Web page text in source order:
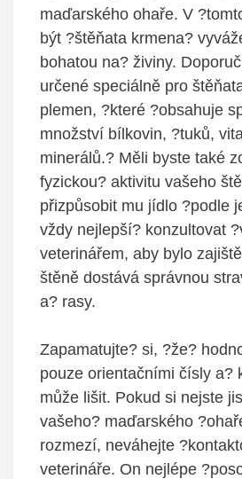
maďarského ohaře. V
být ?štěňata krmena?
bohatou na? živiny.
určené speciálně pro
plemen, ?které ?obsahuje
množství bílkovin, ?tuků,
minerálů.? Měli byste také
fyzickou? aktivitu vašeho
přizpůsobit mu jídlo ?podle
vždy nejlepší? konzultovat
veterinářem, aby bylo
štěně dostává správnou
a? rasy.
Zapamatujte? si, ?že?
pouze orientačními čísly a?
může lišit. Pokud si nejste
vašeho? maďarského
rozmezí, neváhejte
veterináře. On nejlépe